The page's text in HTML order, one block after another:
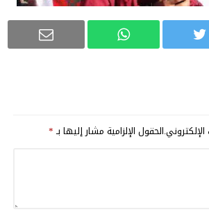
الحقول الإلزامية مشار إليها بـ*